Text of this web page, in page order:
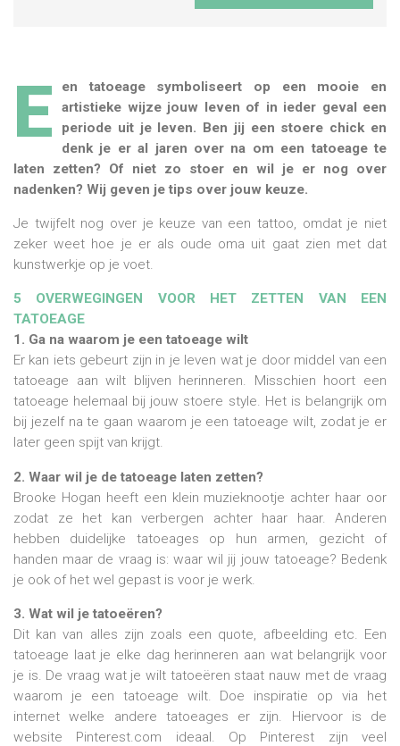
E
en tatoeage symboliseert op een mooie en
artistieke wijze jouw leven of in ieder geval een
periode uit je leven. Ben jij een stoere chick en
denk je er al jaren over na om een tatoeage te
laten zetten? Of niet zo stoer en wil je er nog over
nadenken? Wij geven je tips over jouw keuze.
Je twijfelt nog over je keuze van een tattoo, omdat je niet
zeker weet hoe je er als oude oma uit gaat zien met dat
kunstwerkje op je voet.
5 OVERWEGINGEN VOOR HET ZETTEN VAN EEN
TATOEAGE
1. Ga na waarom je een tatoeage wilt
Er kan iets gebeurt zijn in je leven wat je door middel van een
tatoeage aan wilt blijven herinneren. Misschien hoort een
tatoeage helemaal bij jouw stoere style. Het is belangrijk om
bij jezelf na te gaan waarom je een tatoeage wilt, zodat je er
later geen spijt van krijgt.
2. Waar wil je de tatoeage laten zetten?
Brooke Hogan heeft een klein muzieknootje achter haar oor
zodat ze het kan verbergen achter haar haar. Anderen
hebben duidelijke tatoeages op hun armen, gezicht of
handen maar de vraag is: waar wil jij jouw tatoeage? Bedenk
je ook of het wel gepast is voor je werk.
3. Wat wil je tatoeëren?
Dit kan van alles zijn zoals een quote, afbeelding etc. Een
tatoeage laat je elke dag herinneren aan wat belangrijk voor
je is. De vraag wat je wilt tatoeëren staat nauw met de vraag
waarom je een tatoeage wilt. Doe inspiratie op via het
internet welke andere tatoeages er zijn. Hiervoor is de
website Pinterest.com ideaal. Op Pinterest zijn veel